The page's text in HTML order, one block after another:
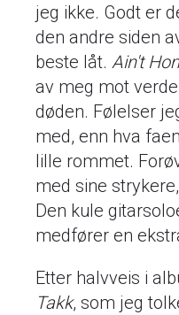
jeg ikke. Godt er
den andre siden
beste låt. Ain't
av meg mot
døden. Følelser
med, enn hva
lille rommet.
med sine
Den kule
medfører en
Etter halvveis i
Takk, som jeg